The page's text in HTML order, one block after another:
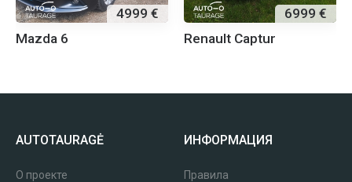
4999 €
Mazda 6
6999 €
Renault Captur
AUTOTAURAGĖ
О проекте
ИНФОРМАЦИЯ
Правила